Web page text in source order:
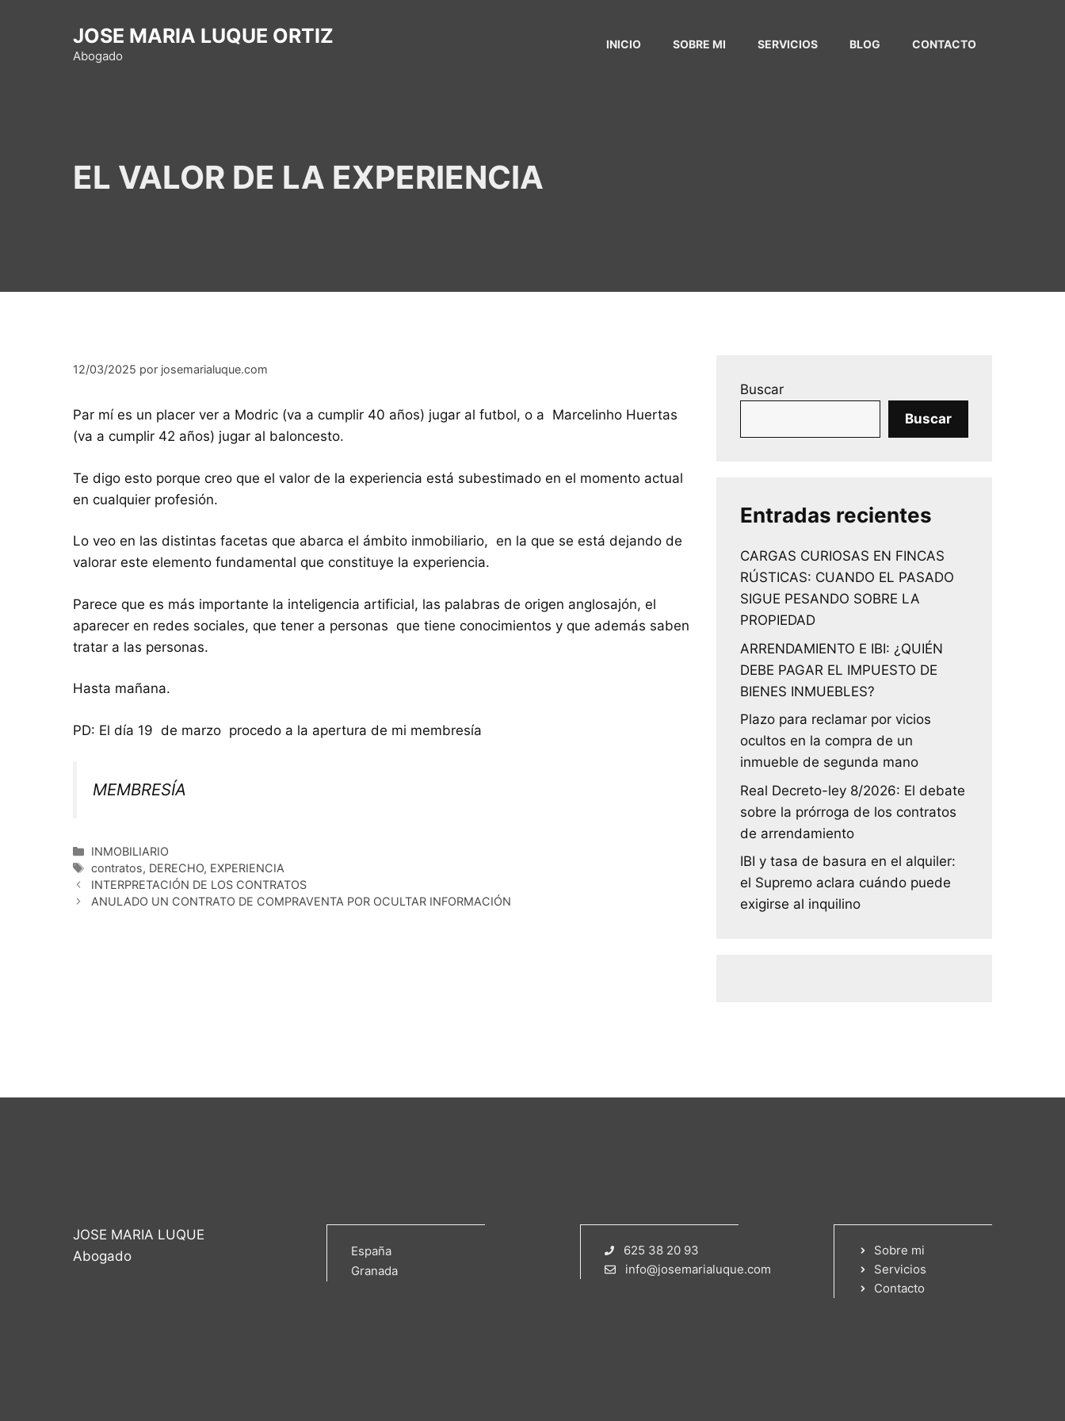
JOSE MARIA LUQUE ORTIZ
Abogado
INICIO SOBRE MI SERVICIOS BLOG CONTACTO
EL VALOR DE LA EXPERIENCIA
12/03/2025 por josemarialuque.com
Par mí es un placer ver a Modric (va a cumplir 40 años) jugar al futbol, o a Marcelinho Huertas
(va a cumplir 42 años) jugar al baloncesto.
Te digo esto porque creo que el valor de la experiencia está subestimado en el momento actual
en cualquier profesión.
Lo veo en las distintas facetas que abarca el ámbito inmobiliario, en la que se está dejando de
valorar este elemento fundamental que constituye la experiencia.
Parece que es más importante la inteligencia artificial, las palabras de origen anglosajón, el
aparecer en redes sociales, que tener a personas que tiene conocimientos y que además saben
tratar a las personas.
Hasta mañana.
PD: El día 19 de marzo procedo a la apertura de mi membresía
MEMBRESÍA
Categorías
INMOBILIARIO
Etiquetas
contratos, DERECHO, EXPERIENCIA
INTERPRETACIÓN DE LOS CONTRATOS
ANULADO UN CONTRATO DE COMPRAVENTA POR OCULTAR INFORMACIÓN
Buscar
Buscar
Entradas recientes
CARGAS CURIOSAS EN FINCAS
RÚSTICAS: CUANDO EL PASADO
SIGUE PESANDO SOBRE LA
PROPIEDAD
ARRENDAMIENTO E IBI: ¿QUIÉN
DEBE PAGAR EL IMPUESTO DE
BIENES INMUEBLES?
Plazo para reclamar por vicios
ocultos en la compra de un
inmueble de segunda mano
Real Decreto-ley 8/2026: El debate
sobre la prórroga de los contratos
de arrendamiento
IBI y tasa de basura en el alquiler:
el Supremo aclara cuándo puede
exigirse al inquilino
JOSE MARIA LUQUE
Abogado
España
Granada
625 38 20 93
info@josemarialuque.com
Sobre mi
Servicios
Contacto